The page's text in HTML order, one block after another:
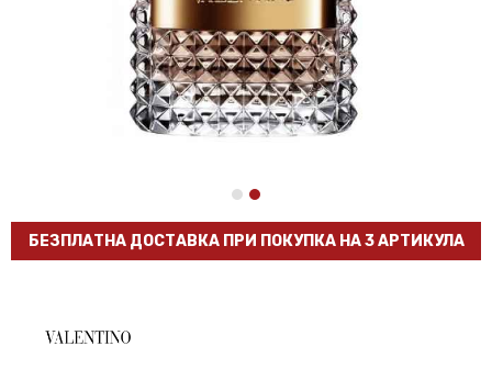
БЕЗПЛАТНА ДОСТАВКА ПРИ ПОКУПКА НА 3 АРТИКУЛА